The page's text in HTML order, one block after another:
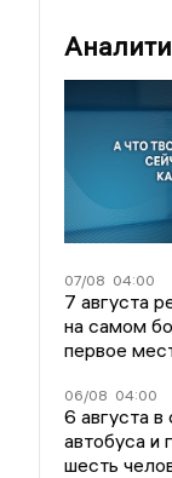
07/08 04:00
7 августа
на самом
первое
06/08 04:00
6 августа
автобуса и
шесть